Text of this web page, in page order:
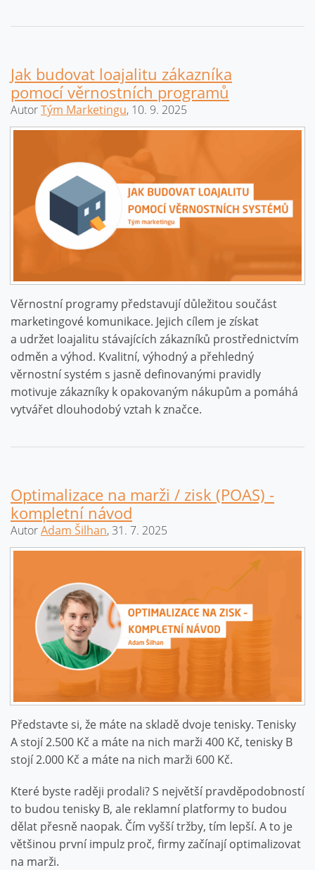
Jak budovat loajalitu zákazníka
pomocí věrnostních programů
AutorTým Marketingu, 10. 9. 2025
Věrnostní programy představují důležitou součást
marketingové komunikace. Jejich cílem je získat
a udržet loajalitu stávajících zákazníků prostřednictvím
odměn a výhod. Kvalitní, výhodný a přehledný
věrnostní systém s jasně definovanými pravidly
motivuje zákazníky k opakovaným nákupům a pomáhá
vytvářet dlouhodobý vztah k značce.
Optimalizace na marži / zisk (POAS) -
kompletní návod
AutorAdam Šilhan, 31. 7. 2025
Představte si, že máte na skladě dvoje tenisky. Tenisky
A stojí 2.500 Kč a máte na nich marži 400 Kč, tenisky B
stojí 2.000 Kč a máte na nich marži 600 Kč.
Které byste raději prodali? S největší pravděpodobností
to budou tenisky B, ale reklamní platformy to budou
dělat přesně naopak. Čím vyšší tržby, tím lepší. A to je
většinou první impulz proč, firmy začínají optimalizovat
na marži.